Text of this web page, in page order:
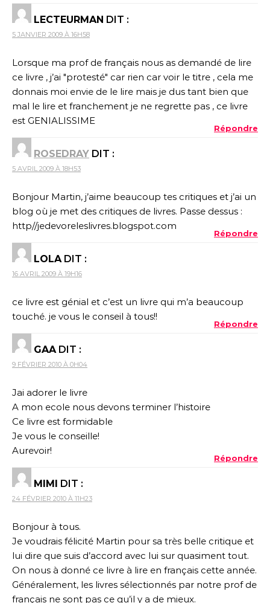
LECTEURMAN DIT :
5 JANVIER 2009 À 16H58
Lorsque ma prof de français nous as demandé de lire
ce livre , j’ai "protesté" car rien car voir le titre , cela me
donnais moi envie de le lire mais je dus tant bien que
mal le lire et franchement je ne regrette pas , ce livre
est GENIALISSIME
Répondre
ROSEDRAY DIT :
5 AVRIL 2009 À 18H53
Bonjour Martin, j’aime beaucoup tes critiques et j’ai un
blog où je met des critiques de livres. Passe dessus :
http//jedevoreleslivres.blogspot.com
Répondre
LOLA DIT :
16 AVRIL 2009 À 19H16
ce livre est génial et c’est un livre qui m’a beaucoup
touché. je vous le conseil à tous!!
Répondre
GAA DIT :
9 FÉVRIER 2010 À 0H04
Jai adorer le livre
A mon ecole nous devons terminer l’histoire
Ce livre est formidable
Je vous le conseille!
Aurevoir!
Répondre
MIMI DIT :
24 FÉVRIER 2010 À 11H23
Bonjour à tous.
Je voudrais félicité Martin pour sa très belle critique et
lui dire que suis d’accord avec lui sur quasiment tout.
On nous à donné ce livre à lire en français cette année.
Généralement, les livres sélectionnés par notre prof de
français ne sont pas ce qu’il y a de mieux.